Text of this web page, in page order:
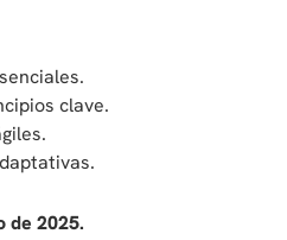
clave.
de 2025.